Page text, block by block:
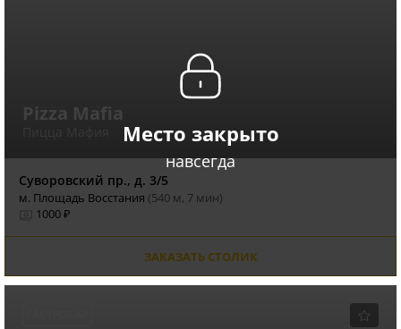
Место закрыто
навсегда
Pizza Mafia
Суворовский пр., д. 3/5
м. Площадь Восстания (540 м, 7 мин)
1000 ₽
ЗАКАЗАТЬ СТОЛИК